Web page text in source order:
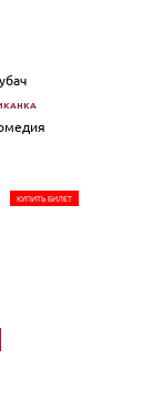
КУПИТЬ БИЛЕТ